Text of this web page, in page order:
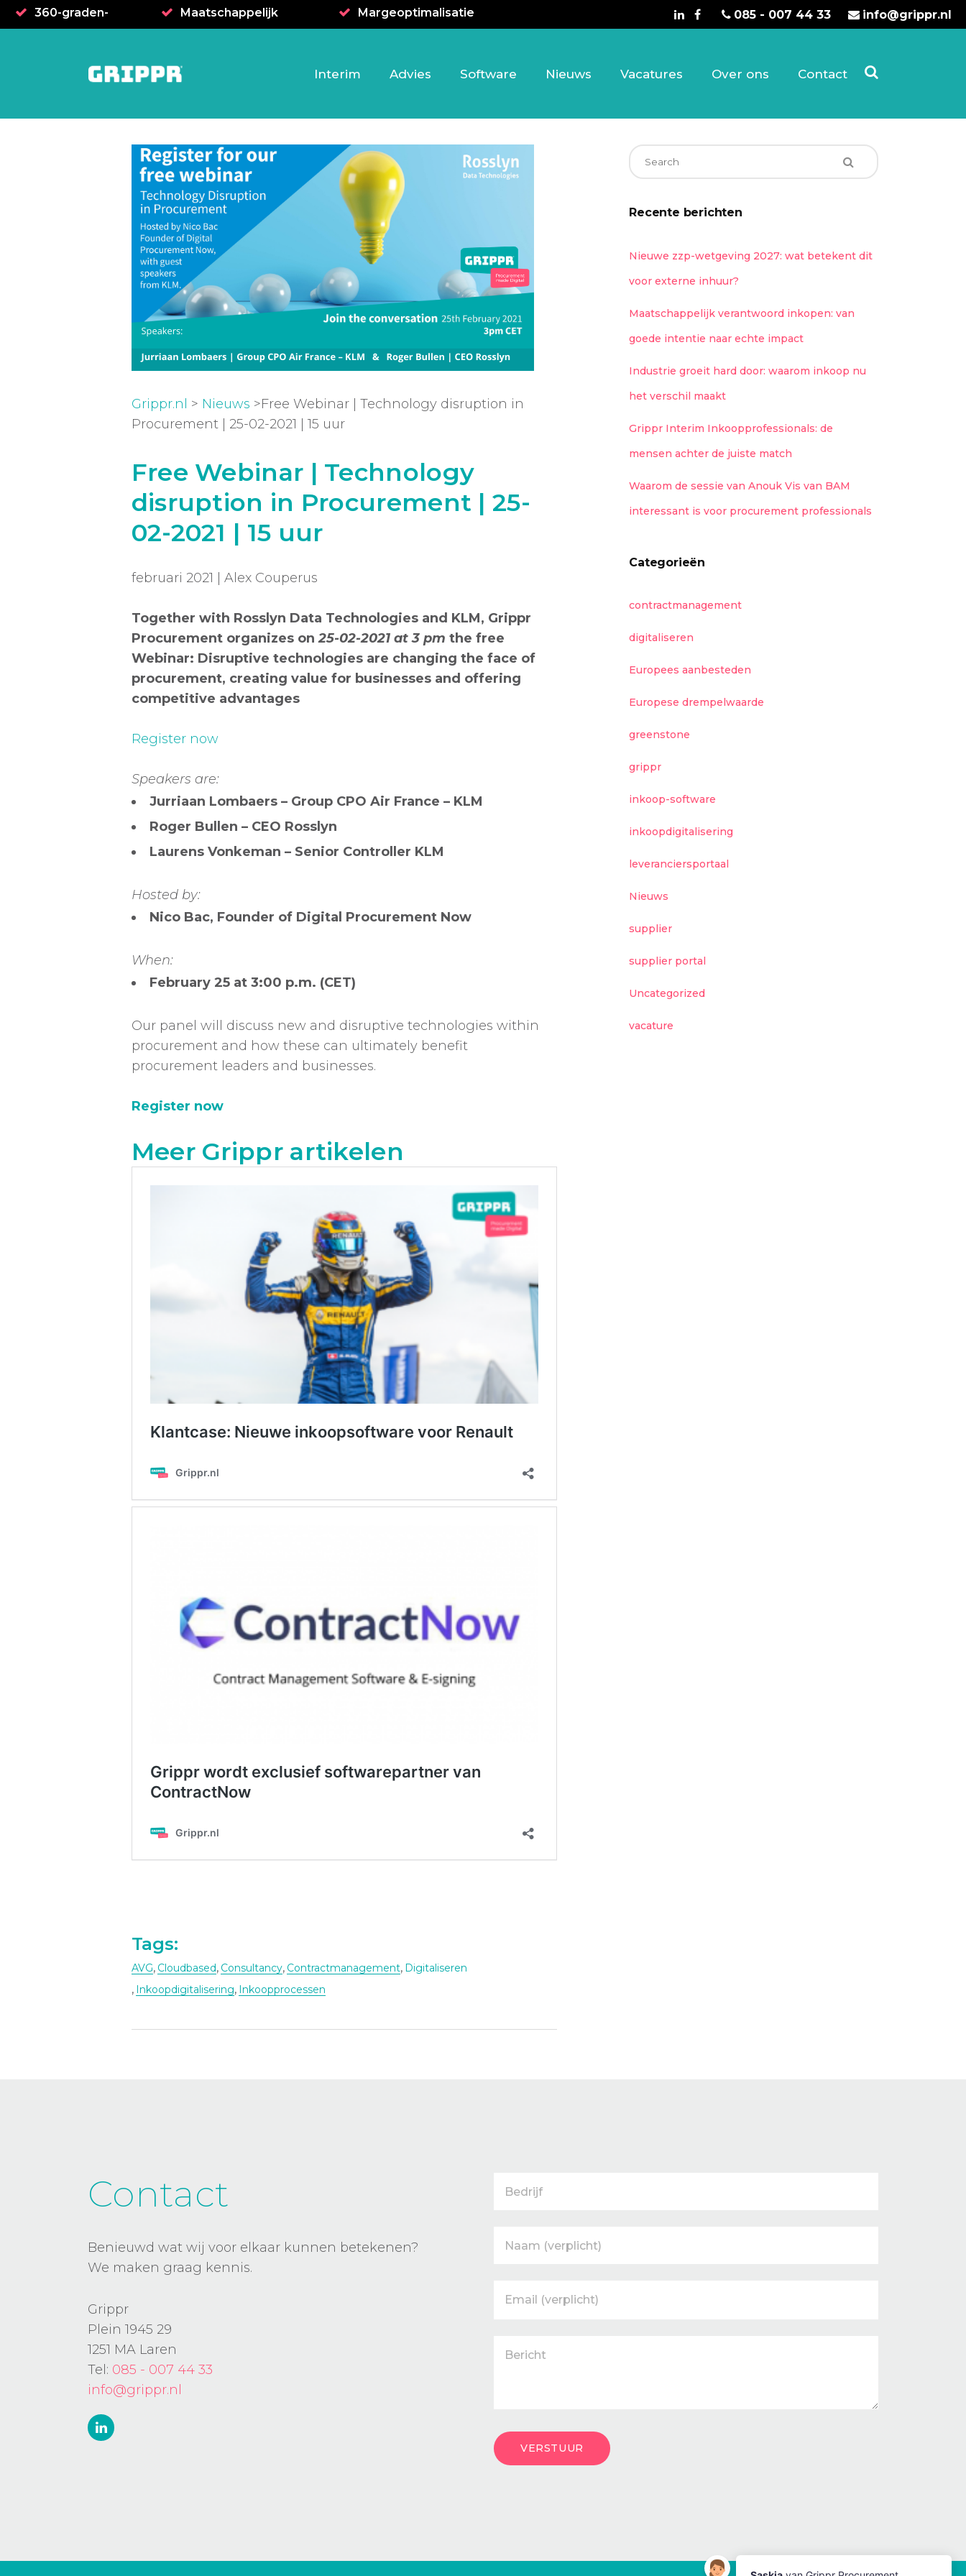
360-graden-
Maatschappelijk
Margeoptimalisatie 085 - 007 44 33 info@grippr.nl
Interim Advies Software Nieuws Vacatures Over ons Contact
Grippr.nl > Nieuws >Free Webinar | Technology disruption in
Procurement | 25-02-2021 | 15 uur
Free Webinar | Technology
disruption in Procurement | 25-
02-2021 | 15 uur
februari 2021 | Alex Couperus
Together with Rosslyn Data Technologies and KLM, Grippr
Procurement organizes on25-02-2021 at 3 pm the free
Webinar: Disruptive technologies are changing the face of
procurement, creating value for businesses and offering
competitive advantages
Registernow
Speakers are:
Jurriaan Lombaers – Group CPO Air France – KLM
Roger Bullen – CEO Rosslyn
Laurens Vonkeman – Senior Controller KLM
Hosted by:
Nico Bac, Founder of Digital Procurement Now
When:
February 25 at 3:00 p.m. (CET)
Our panel will discuss new and disruptive technologies within
procurement and how these can ultimately benefit
procurement leaders and businesses.
Register now
Meer Grippr artikelen
Tags:
AVG, Cloudbased, Consultancy, Contractmanagement, Digitaliseren
, Inkoopdigitalisering, Inkoopprocessen
Recente berichten
Nieuwe zzp-wetgeving 2027: wat betekent dit
voor externe inhuur?
Maatschappelijk verantwoord inkopen: van
goede intentie naar echte impact
Industrie groeit hard door: waarom inkoop nu
het verschil maakt
Grippr Interim Inkoopprofessionals: de
mensen achter de juiste match
Waarom de sessie van Anouk Vis van BAM
interessant is voor procurement professionals
Categorieën
contractmanagement
digitaliseren
Europees aanbesteden
Europese drempelwaarde
greenstone
grippr
inkoop-software
inkoopdigitalisering
leveranciersportaal
Nieuws
supplier
supplier portal
Uncategorized
vacature
Contact
Benieuwd wat wij voor elkaar kunnen betekenen?
We maken graag kennis.
Grippr
Plein 1945 29
1251 MA Laren
Tel: 085 - 007 44 33
info@grippr.nl